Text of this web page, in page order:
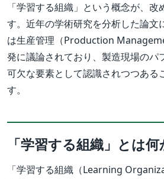
「学習する組織」という概念が、改
す。近年の学術研究を分析した論文
は生産管理（Production
発に議論されており、製造現場のパ
可欠な要素として認識されつつある
す。
「学習する組織」とは何
「学習する組織（Learning